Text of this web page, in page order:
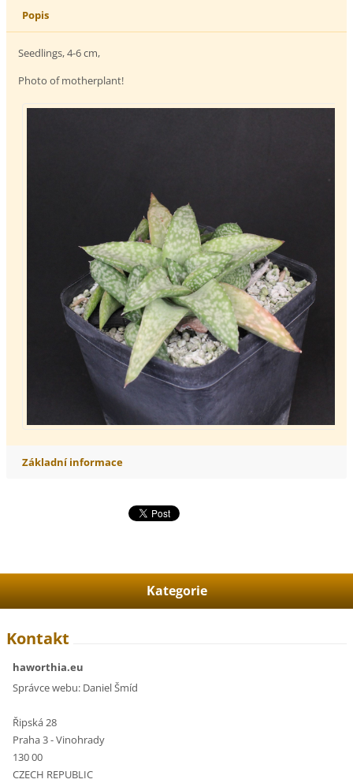
Popis
Seedlings, 4-6 cm,
Photo of motherplant!
Základní informace
Kategorie
Kontakt
haworthia.eu
Správce webu: Daniel Šmíd
Řipská 28
Praha 3 - Vinohrady
130 00
CZECH REPUBLIC